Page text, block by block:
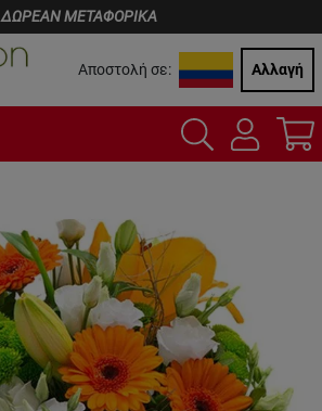
ΔΩΡΕΑΝ ΜΕΤΑΦΟΡΙΚΑ
Αποστολή σε: Αλλαγή